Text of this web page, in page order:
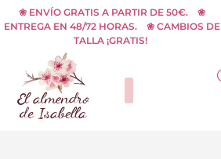
al
contenido
❀ ENVÍO GRATIS A PARTIR DE 50€. ❀
ENTREGA EN 48/72 HORAS. ❀ CAMBIOS DE
TALLA ¡GRATIS!